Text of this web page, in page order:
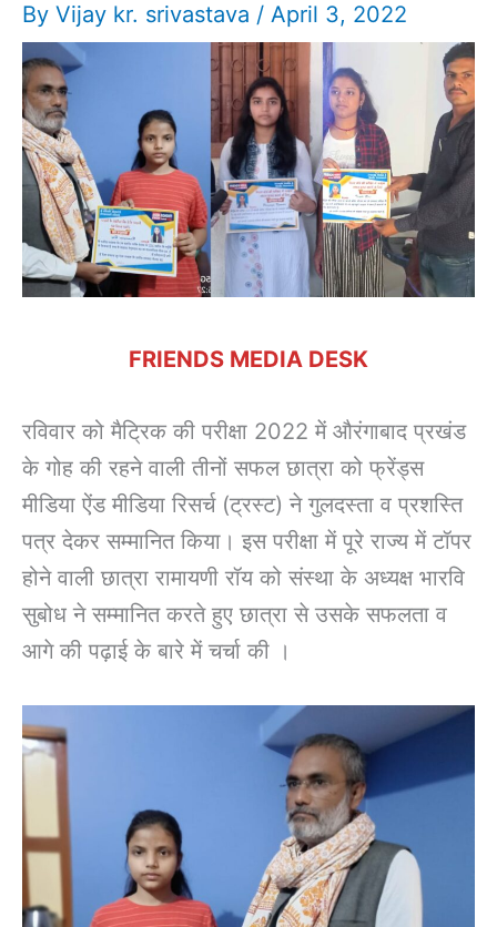
By Vijay kr. srivastava / April 3, 2022
FRIENDS MEDIA DESK
रविवार को मैट्रिक की परीक्षा 2022 में औरंगाबाद प्रखंड
के गोह की रहने वाली तीनों सफल छात्रा को फ्रेंड्स
मीडिया ऐंड मीडिया रिसर्च (ट्रस्ट) ने गुलदस्ता व प्रशस्ति
पत्र देकर सम्मानित किया। इस परीक्षा में पूरे राज्य में टॉपर
होने वाली छात्रा रामायणी रॉय को संस्था के अध्यक्ष भारवि
सुबोध ने सम्मानित करते हुए छात्रा से उसके सफलता व
आगे की पढ़ाई के बारे में चर्चा की ।